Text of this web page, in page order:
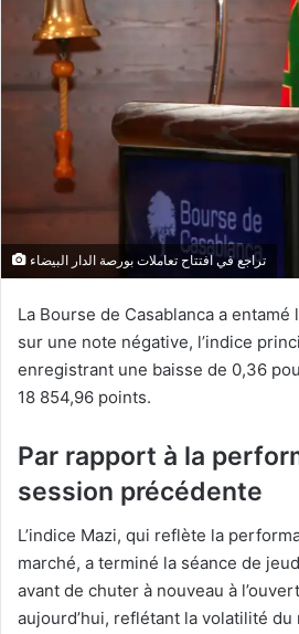
تراجع في افتتاح تعاملات بورصة الدار البيضاء
La Bourse de Casablanca a
sur une note négative, l’indice
enregistrant une baisse de 0,36
18 854,96 points.
Par rapport à la
session précédente
L’indice Mazi, qui reflète la
marché, a terminé la séance de
avant de chuter à nouveau à
aujourd’hui, reflétant la volatilité